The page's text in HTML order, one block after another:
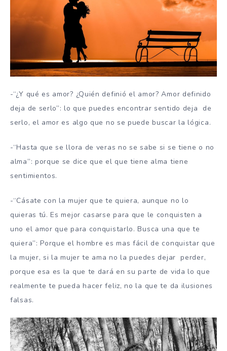
-“¿Y qué es amor? ¿Quién definió el amor? Amor definido
deja de serlo”: lo que puedes encontrar sentido deja de
serlo, el amor es algo que no se puede buscar la lógica.
-“Hasta que se llora de veras no se sabe si se tiene o no
alma”: porque se dice que el que tiene alma tiene
sentimientos.
-“Cásate con la mujer que te quiera, aunque no lo
quieras tú. Es mejor casarse para que le conquisten a
uno el amor que para conquistarlo. Busca una que te
quiera”: Porque el hombre es mas fácil de conquistar que
la mujer, si la mujer te ama no la puedes dejar perder,
porque esa es la que te dará en su parte de vida lo que
realmente te pueda hacer feliz, no la que te da ilusiones
falsas.